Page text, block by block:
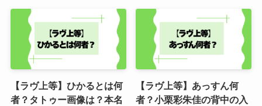
【ラヴ上等】ひかるとは何
者？タトゥー画像は？本名
【ラヴ上等】あっすん何
者？小栗彩朱佳の背中の入